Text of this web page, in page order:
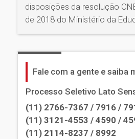
disposições da resolução
de 2018 do Ministério da
Fale com a gente e saiba
Processo Seletivo Lato
(11) 2766-7367 / 7916 /
(11) 3121-4553 / 4590 /
(11) 2114-8237 / 8992